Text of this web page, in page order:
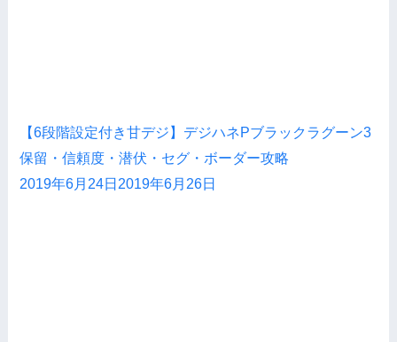
【6段階設定付き甘デジ】デジハネPブラックラグーン3
保留・信頼度・潜伏・セグ・ボーダー攻略
2019年6月24日 2019年6月26日